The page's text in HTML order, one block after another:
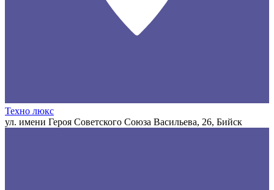
Техно люкс
ул. имени Героя Советского Союза Васильева, 26, Бийск